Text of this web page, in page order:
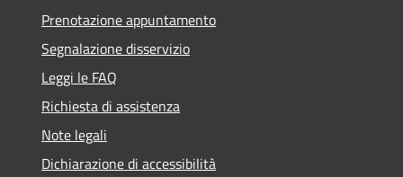
Prenotazione appuntamento
Segnalazione disservizio
Leggi le FAQ
Richiesta di assistenza
Note legali
Dichiarazione di accessibilità